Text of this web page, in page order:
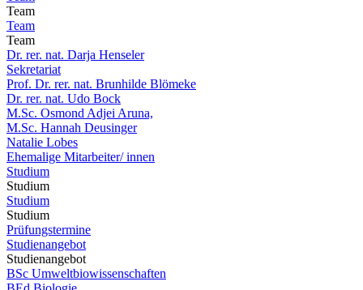
Team
Team
Team
Dr. rer. nat. Darja Henseler
Sekretariat
Prof. Dr. rer. nat. Brunhilde Blömeke
Dr. rer. nat. Udo Bock
M.Sc. Osmond Adjei Aruna,
M.Sc. Hannah Deusinger
Natalie Lobes
Ehemalige Mitarbeiter/ innen
Studium
Studium
Studium
Studium
Prüfungstermine
Studienangebot
Studienangebot
BSc Umweltbiowissenschaften